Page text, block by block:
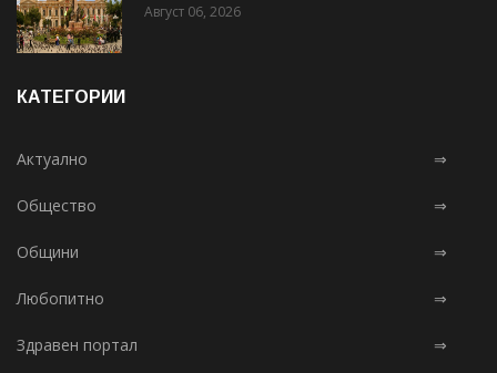
Август 06, 2026
КАТЕГОРИИ
Актуално ⇒
Общество ⇒
Общини ⇒
Любопитно ⇒
Здравен портал ⇒